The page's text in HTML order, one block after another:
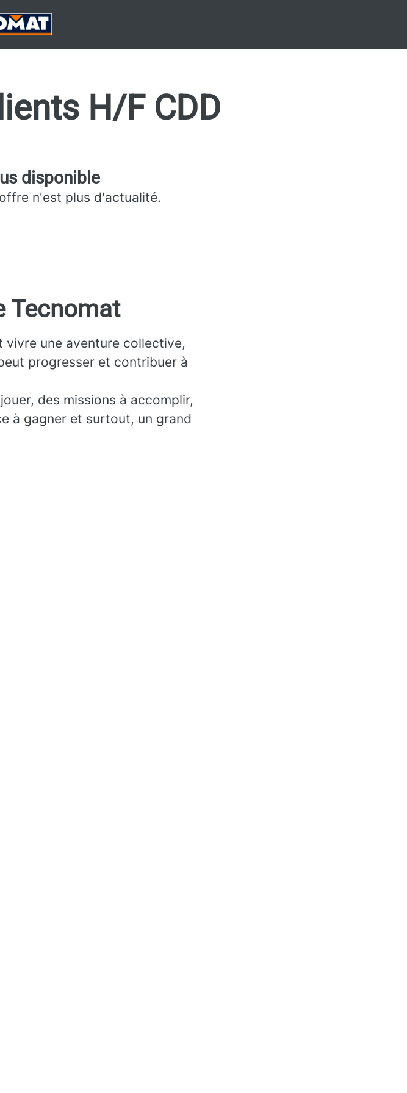
H/F CDD
disponible
n'est plus d'actualité.
Tecnomat
vivre une aventure collective,
progresser et contribuer à
des missions à accomplir,
à gagner et surtout, un grand